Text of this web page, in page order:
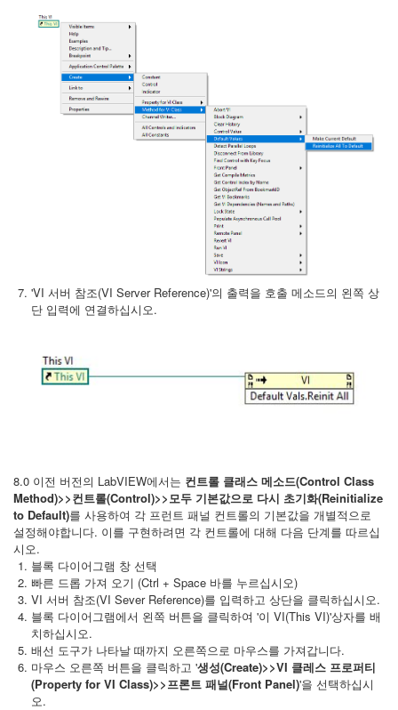
'VI 서버 참조(VI Server Reference)'의 출력을 호출 메소드의 왼쪽 상
단 입력에 연결하십시오.
8.0 이전 버전의 LabVIEW에서는 컨트롤 클래스 메소드(Control Class
Method)>>컨트롤(Control)>>모두 기본값으로 다시 초기화(Reinitialize
to Default)를 사용하여 각 프런트 패널 컨트롤의 기본값을 개별적으로
설정해야합니다. 이를 구현하려면 각 컨트롤에 대해 다음 단계를 따르십
시오.
블록 다이어그램 창 선택
빠른 드롭 가져 오기 (Ctrl + Space 바를 누르십시오)
VI 서버 참조(VI Sever Reference)를 입력하고 상단을 클릭하십시오.
블록 다이어그램에서 왼쪽 버튼을 클릭하여 '이 VI(This VI)'상자를 배
치하십시오.
배선 도구가 나타날 때까지 오른쪽으로 마우스를 가져갑니다.
마우스 오른쪽 버튼을 클릭하고 '생성(Create)>>VI 클레스 프로퍼티
(Property for VI Class)>>프론트 패널(Front Panel)'을 선택하십시
오.